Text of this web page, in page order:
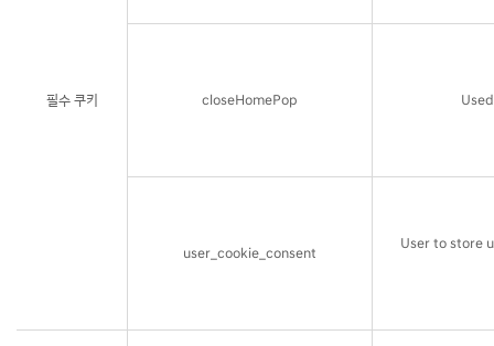
필수 쿠키 closeHomePop
user_cookie_consent
User to store